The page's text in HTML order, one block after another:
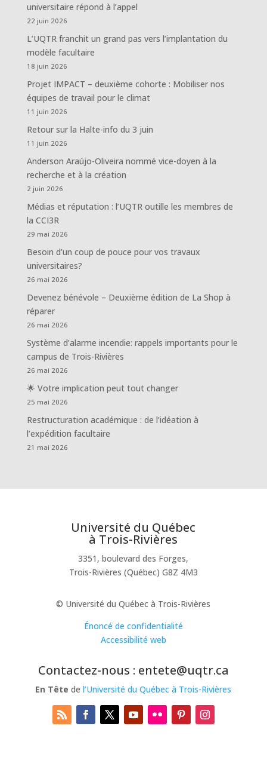
universitaire répond à l’appel
22 juin 2026
L’UQTR franchit un grand pas vers l’implantation du
modèle facultaire
18 juin 2026
Projet IMPACT – deuxième cohorte : Mobiliser nos
équipes de travail pour le climat
11 juin 2026
Retour sur la Halte-info du 3 juin
11 juin 2026
Anderson Araújo-Oliveira nommé vice-doyen à la
recherche et à la création
2 juin 2026
Médias et réputation : l’UQTR outille les membres de
la CCI3R
29 mai 2026
Besoin d’un coup de pouce pour vos travaux
universitaires?
26 mai 2026
Devenez bénévole – Deuxième édition de La Shop à
réparer
26 mai 2026
Système d’alarme incendie: rappels importants pour le
campus de Trois-Rivières
26 mai 2026
🌟 Votre implication peut tout changer
25 mai 2026
Restructuration académique : de l’idéation à
l’expédition facultaire
21 mai 2026
Université du Québec
à Trois-Rivières
3351, boulevard des Forges,
Trois-Rivières (Québec) G8Z 4M3
© Université du Québec à Trois-Rivières
Énoncé de confidentialité
Accessibilité web
Contactez-nous : entete@uqtr.ca
En Tête del’Université du Québec à Trois-Rivières